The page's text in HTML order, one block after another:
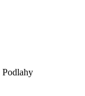
Podlahy